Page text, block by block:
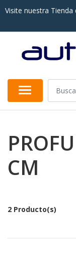
Visite nuestra Tienda
CM
2 Producto(s)